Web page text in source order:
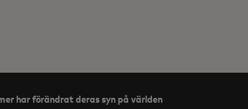
har förändrat deras syn på världen